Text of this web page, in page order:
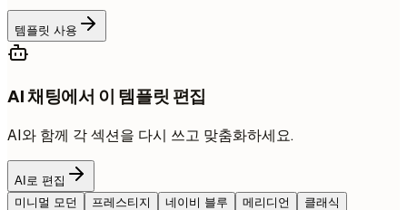
템플릿 사용
AI 채팅에서 이 템플릿 편집
AI와 함께 각 섹션을 다시 쓰고 맞춤화하세요.
AI로 편집
미니멀 모던
프레스티지 네이비 블루 메리디언
클래식